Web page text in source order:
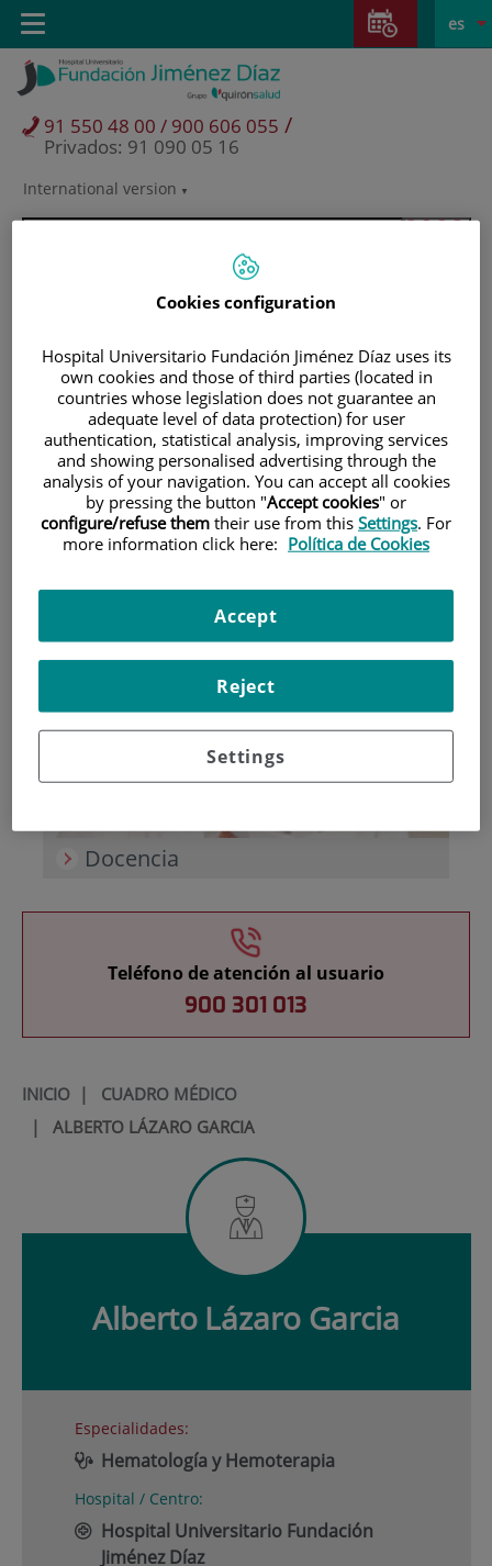
Saltar al contenido
Saltar
contenido
Selector
activo
es
International version
91 550 48 00 / 900 606 055 /
Privados: 91 090 05 16
Toggle
navigation
Pacientes y visitantes
Investigación
Docencia
Teléfono de atención al usuario
900 301 013
INICIO| CUADRO MÉDICO
| ALBERTO LÁZARO GARCIA
Alberto Lázaro Garcia
Especialidades:
Hematología y Hemoterapia
Hospital / Centro:
Hospital Universitario Fundación
Jiménez Díaz
Cookies configuration
Hospital Universitario Fundación Jiménez Díaz uses its
own cookies and those of third parties (located in
countries whose legislation does not guarantee an
adequate level of data protection) for user
authentication, statistical analysis, improving services
and showing personalised advertising through the
analysis of your navigation. You can accept all cookies
by pressing the button "Accept cookies" or
configure/refuse them their use from this Settings. For
more information click here: Política de Cookies
Settings
Reject
Accept